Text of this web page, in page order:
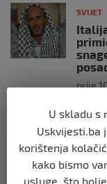
SVIJET
prije
SVIJET
Brod
i
vijori
prije
U skladu s
Uskvijesti.ba
korištenja
kako bismo
usluge, što